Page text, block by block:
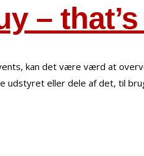
–
kan det være værd at
udstyret eller dele af det, til